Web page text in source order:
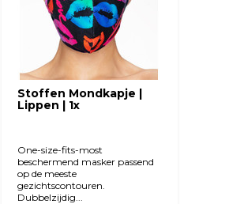
Stoffen Mondkapje |
Lippen | 1x
One-size-fits-most
beschermend masker passend
op de meeste
gezichtscontouren.
Dubbelzijdig...